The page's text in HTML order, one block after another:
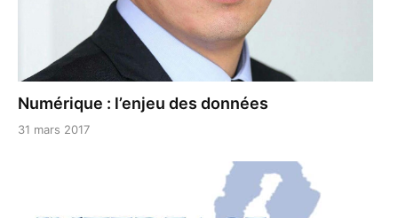
Numérique : l’enjeu des données
31 mars 2017